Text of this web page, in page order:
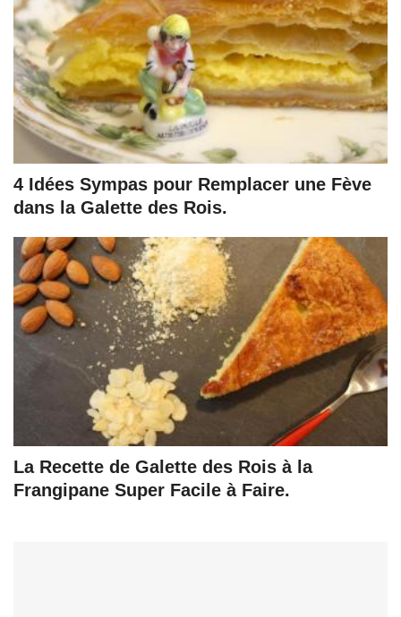
4 Idées Sympas pour Remplacer une Fève
dans la Galette des Rois.
La Recette de Galette des Rois à la
Frangipane Super Facile à Faire.